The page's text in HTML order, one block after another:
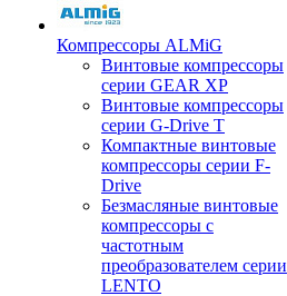
Компрессоры ALMiG
Винтовые компрессоры
серии GEAR XP
Винтовые компрессоры
серии G-Drive T
Компактные винтовые
компрессоры серии F-
Drive
Безмасляные винтовые
компрессоры с
частотным
преобразователем серии
LENTO